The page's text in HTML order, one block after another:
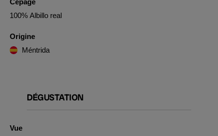
Cépage
100% Albillo real
Origine
Méntrida
DÉGUSTATION
Vue